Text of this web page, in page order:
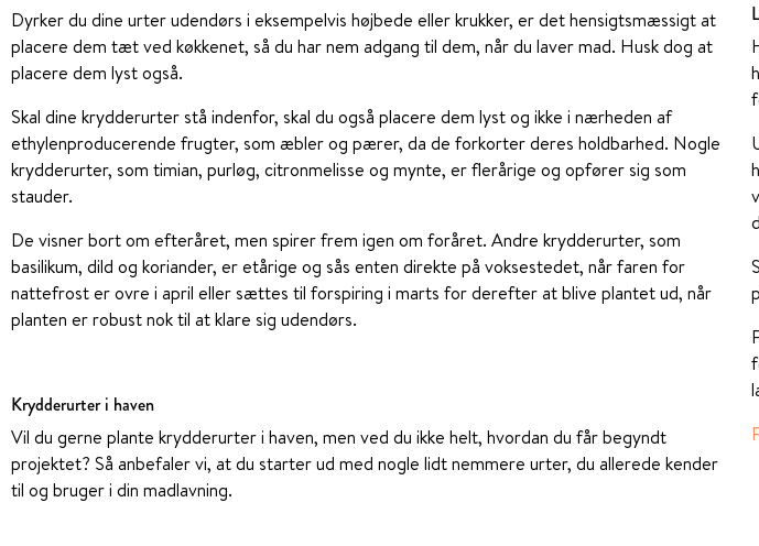
Dyrker du dine urter udendørs i eksempelvis højbede eller krukker, er det hensigtsmæssigt at
placere dem tæt ved køkkenet, så du har nem adgang til dem, når du laver mad. Husk dog at
placere dem lyst også.
Skal dine krydderurter stå indenfor, skal du også placere dem lyst og ikke i nærheden af
ethylenproducerende frugter, som æbler og pærer, da de forkorter deres holdbarhed. Nogle
krydderurter, som timian, purløg, citronmelisse og mynte, er flerårige og opfører sig som
stauder.
De visner bort om efteråret, men spirer frem igen om foråret. Andre krydderurter, som
basilikum, dild og koriander, er etårige og sås enten direkte på voksestedet, når faren for
nattefrost er ovre i april eller sættes til forspiring i marts for derefter at blive plantet ud, når
planten er robust nok til at klare sig udendørs.
Krydderurter i haven
Vil du gerne plante krydderurter i haven, men ved du ikke helt, hvordan du får begyndt
projektet? Så anbefaler vi, at du starter ud med nogle lidt nemmere urter, du allerede kender
til og bruger i din madlavning.